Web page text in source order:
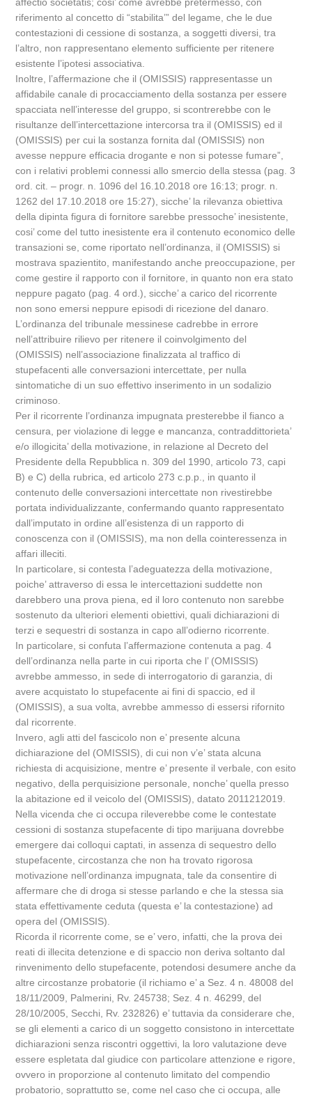
riferimento al concetto di “stabilita’” del legame, che le due
contestazioni di cessione di sostanza, a soggetti diversi, tra
l’altro, non rappresentano elemento sufficiente per ritenere
esistente l’ipotesi associativa.
Inoltre, l’affermazione che il (OMISSIS) rappresentasse un
affidabile canale di procacciamento della sostanza per essere
spacciata nell’interesse del gruppo, si scontrerebbe con le
risultanze dell’intercettazione intercorsa tra il (OMISSIS) ed il
(OMISSIS) per cui la sostanza fornita dal (OMISSIS) non
avesse neppure efficacia drogante e non si potesse fumare”,
con i relativi problemi connessi allo smercio della stessa (pag. 3
ord. cit. – progr. n. 1096 del 16.10.2018 ore 16:13; progr. n.
1262 del 17.10.2018 ore 15:27), sicche’ la rilevanza obiettiva
della dipinta figura di fornitore sarebbe pressoche’ inesistente,
cosi’ come del tutto inesistente era il contenuto economico delle
transazioni se, come riportato nell’ordinanza, il (OMISSIS) si
mostrava spazientito, manifestando anche preoccupazione, per
come gestire il rapporto con il fornitore, in quanto non era stato
neppure pagato (pag. 4 ord.), sicche’ a carico del ricorrente
non sono emersi neppure episodi di ricezione del danaro.
L’ordinanza del tribunale messinese cadrebbe in errore
nell’attribuire rilievo per ritenere il coinvolgimento del
(OMISSIS) nell’associazione finalizzata al traffico di
stupefacenti alle conversazioni intercettate, per nulla
sintomatiche di un suo effettivo inserimento in un sodalizio
criminoso.
Per il ricorrente l’ordinanza impugnata presterebbe il fianco a
censura, per violazione di legge e mancanza, contraddittorieta’
e/o illogicita’ della motivazione, in relazione al Decreto del
Presidente della Repubblica n. 309 del 1990, articolo 73, capi
B) e C) della rubrica, ed articolo 273 c.p.p., in quanto il
contenuto delle conversazioni intercettate non rivestirebbe
portata individualizzante, confermando quanto rappresentato
dall’imputato in ordine all’esistenza di un rapporto di
conoscenza con il (OMISSIS), ma non della cointeressenza in
affari illeciti.
In particolare, si contesta l’adeguatezza della motivazione,
poiche’ attraverso di essa le intercettazioni suddette non
darebbero una prova piena, ed il loro contenuto non sarebbe
sostenuto da ulteriori elementi obiettivi, quali dichiarazioni di
terzi e sequestri di sostanza in capo all’odierno ricorrente.
In particolare, si confuta l’affermazione contenuta a pag. 4
dell’ordinanza nella parte in cui riporta che l’ (OMISSIS)
avrebbe ammesso, in sede di interrogatorio di garanzia, di
avere acquistato lo stupefacente ai fini di spaccio, ed il
(OMISSIS), a sua volta, avrebbe ammesso di essersi rifornito
dal ricorrente.
Invero, agli atti del fascicolo non e’ presente alcuna
dichiarazione del (OMISSIS), di cui non v’e’ stata alcuna
richiesta di acquisizione, mentre e’ presente il verbale, con esito
negativo, della perquisizione personale, nonche’ quella presso
la abitazione ed il veicolo del (OMISSIS), datato 2011212019.
Nella vicenda che ci occupa rileverebbe come le contestate
cessioni di sostanza stupefacente di tipo marijuana dovrebbe
emergere dai colloqui captati, in assenza di sequestro dello
stupefacente, circostanza che non ha trovato rigorosa
motivazione nell’ordinanza impugnata, tale da consentire di
affermare che di droga si stesse parlando e che la stessa sia
stata effettivamente ceduta (questa e’ la contestazione) ad
opera del (OMISSIS).
Ricorda il ricorrente come, se e’ vero, infatti, che la prova dei
reati di illecita detenzione e di spaccio non deriva soltanto dal
rinvenimento dello stupefacente, potendosi desumere anche da
altre circostanze probatorie (il richiamo e’ a Sez. 4 n. 48008 del
18/11/2009, Palmerini, Rv. 245738; Sez. 4 n. 46299, del
28/10/2005, Secchi, Rv. 232826) e’ tuttavia da considerare che,
se gli elementi a carico di un soggetto consistono in intercettate
dichiarazioni senza riscontri oggettivi, la loro valutazione deve
essere espletata dal giudice con particolare attenzione e rigore,
ovvero in proporzione al contenuto limitato del compendio
probatorio, soprattutto se, come nel caso che ci occupa, alle